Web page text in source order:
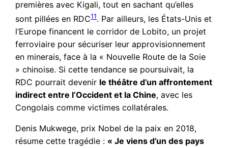
premières avec Kigali, tout en sachant qu’elles
sont pillées en RDC11. Par ailleurs, les États-Unis et
l’Europe financent le corridor de Lobito, un projet
ferroviaire pour sécuriser leur approvisionnement
en minerais, face à la « Nouvelle Route de la Soie
» chinoise. Si cette tendance se poursuivait, la
RDC pourrait devenir le théâtre d’un affrontement
indirect entre l’Occident et la Chine, avec les
Congolais comme victimes collatérales.
Denis Mukwege, prix Nobel de la paix en 2018,
résume cette tragédie : « Je viens d’un des pays